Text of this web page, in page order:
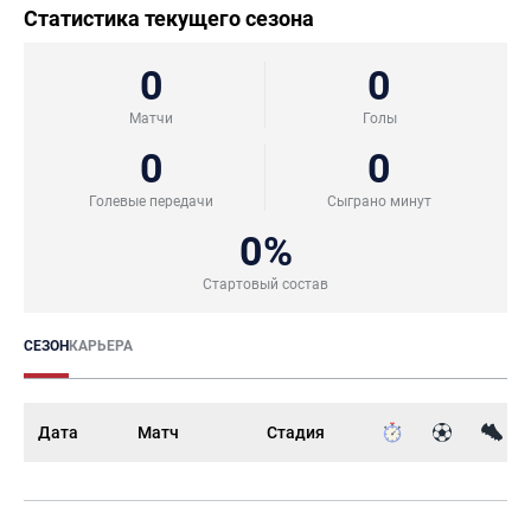
Статистика текущего сезона
0
Матчи
0
Голы
0
Голевые передачи
0
Сыграно минут
0%
Стартовый состав
СЕЗОНКАРЬЕРА
Дата Матч Стадия